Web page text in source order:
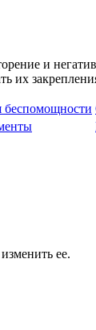
и
их
ее.